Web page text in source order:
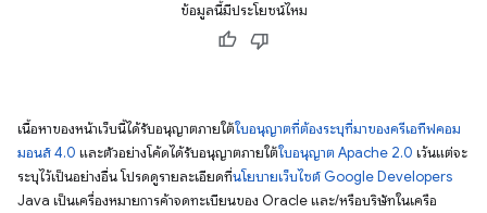
ข้อมูลนี้มีประโยชน์ไหม
เนื้อหาของหน้าเว็บนี้ได้รับอนุญาตภายใต้ใบอนุญาตที่ต้องระบุที่มาของครีเอทีฟคอม
มอนส์ 4.0 และตัวอย่างโค้ดได้รับอนุญาตภายใต้ใบอนุญาต Apache 2.0 เว้นแต่จะ
ระบุไว้เป็นอย่างอื่น โปรดดูรายละเอียดที่นโยบายเว็บไซต์ Google Developers
Java เป็นเครื่องหมายการค้าจดทะเบียนของ Oracle และ/หรือบริษัทในเครือ